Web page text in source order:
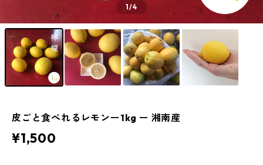
1/4
皮ごと食べれるレモンー1kg ー 湘南産
¥1,500